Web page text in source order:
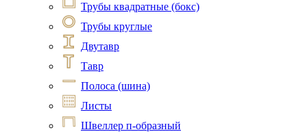
Трубы квадратные (бокс)
Трубы круглые
Двутавр
Тавр
Полоса (шина)
Листы
Швеллер п-образный